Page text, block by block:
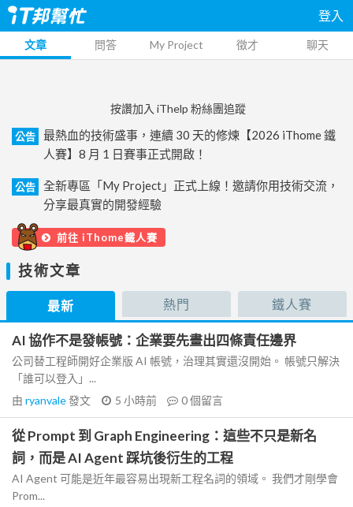
登入
文章 問答 My Project 徵才 聊天
按讚加入 iThelp 粉絲團追蹤
公告
最熱血的技術盛事，連續 30 天的修煉【2026 iThome 鐵
人賽】8 月 1 日賽事正式開啟！
公告
全新專區「My Project」正式上線！邀請你用技術交流，
分享最真實的開發經驗
前往 iThome鐵人賽
技術文章
最新 熱門 鐵人賽
AI 協作不是發帳號：企業要先畫出四條責任邊界
公司替工程師開好企業版 AI 帳號，治理其實還沒開始。 帳號只解決
「誰可以登入」...
由 ryanvale發文 5 小時前 0個留言
從 Prompt 到 Graph Engineering：這些不只是新名
詞，而是 AI Agent 踩坑後衍生的工程
AI Agent 可能是近年最容易出現新工程名詞的領域。 我們才剛學會
Prom...